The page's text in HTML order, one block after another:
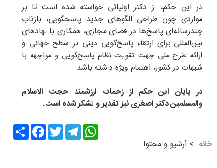
در این حکم، از دکتر اولیائی خواسته شده است تا بر
مواردی چون طراحی الگوهای جدید پاسخگویی، بازتاب
چندرسانه‌ای پاسخ‌ها در فضای مجازی، همکاری با نهادهای
بین‌المللی برای ارتقاء پاسخ‌گویی دینی در سطح جهانی و
ارائه طرح ملی جهت تقویت نظام پاسخ‌گویی و مواجهه با
شبهات در کشور، اهتمام ویژه داشته باشد.
در پایان این حکم از زحمات ارزشمند حجت الاسلام
والمسلمین دکتر اصغری نیز تقدیر و تشکر شده است.
Share
FacebookTwitter
Telegram
WhatsApp
خانه
آرشیو و محتوا